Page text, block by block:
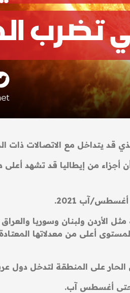
يتداخل مع الاتصالات ذات
أجزاء من إيطاليا قد تشهد
الأردن ولبنان وسوريا
لمستوى أعلى من معدلاتها
على المنطقة لتدخل دول
حتى أغسطس آب.